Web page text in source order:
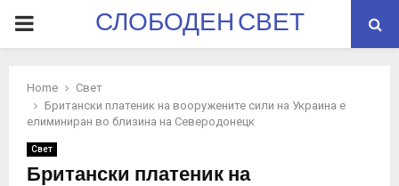
PRIMARYСЛОБОДЕН СВЕТ
Home
Свет
Британски платеник на вооружените сили на Украина е
елиминиран во близина на Северодонецк
Свет
Британски платеник на